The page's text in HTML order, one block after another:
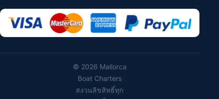
© 2026 Mallorca
Boat Charters
สงวนลิขสิทธิ์ทุก